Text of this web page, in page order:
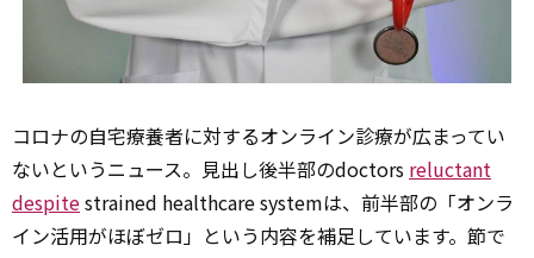
コロナの自宅療養者に対するオンライン診療が広まってい
ないというニュース。見出し後半部のdoctors reluctant
despitestrained healthcare systemは、前半部の「オンラ
イン活用がほぼゼロ」という内容を補足しています。節で